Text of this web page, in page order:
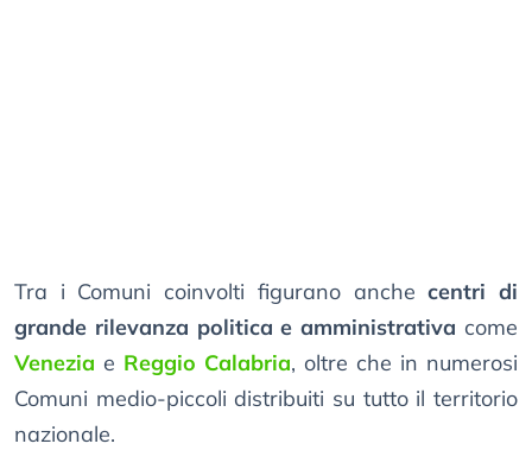
Tra i Comuni coinvolti figurano anchecentri di
grande rilevanza politica e amministrativa come
Venezia e Reggio Calabria, oltre che in numerosi
Comuni medio-piccoli distribuiti su tutto il territorio
nazionale.